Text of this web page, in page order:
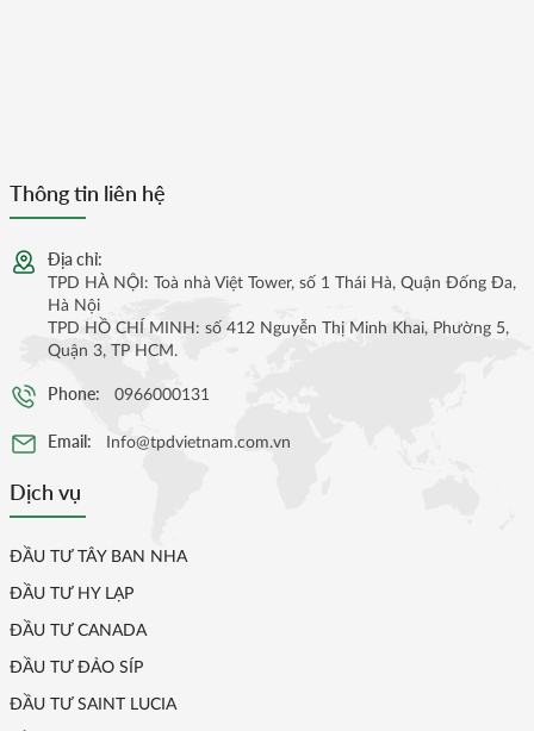
Thông tin liên hệ
Địa chỉ:
TPD HÀ NỘI: Toà nhà Việt Tower, số 1 Thái Hà, Quận Đống Đa,
Hà Nội
TPD HỒ CHÍ MINH: số 412 Nguyễn Thị Minh Khai, Phường 5,
Quận 3, TP HCM.
Phone: 0966000131
Email: Info@tpdvietnam.com.vn
Dịch vụ
ĐẦU TƯ TÂY BAN NHA
ĐẦU TƯ HY LẠP
ĐẦU TƯ CANADA
ĐẦU TƯ ĐẢO SÍP
ĐẦU TƯ SAINT LUCIA